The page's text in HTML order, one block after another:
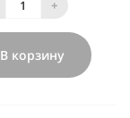
+
В корзину